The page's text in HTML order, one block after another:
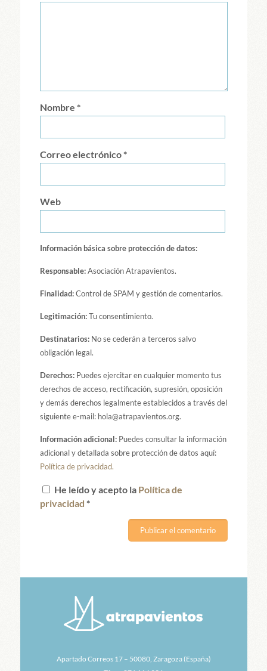
Nombre *
Correo electrónico*
Web
Información básica sobre protección de datos:
Responsable:Asociación Atrapavientos.
Finalidad:Control de SPAM y gestión de comentarios.
Legitimación:Tu consentimiento.
Destinatarios:No se cederán a terceros salvo
obligación legal.
Derechos:Puedes ejercitar en cualquier momento tus
derechos de acceso, rectificación, supresión, oposición
y demás derechos legalmente establecidos a través del
siguiente e-mail: hola@atrapavientos.org.
Información adicional:Puedes consultar la información
adicional y detallada sobre protección de datos aquí:
Política de privacidad.
He leído y acepto la Política de
privacidad *
Apartado Correos 17 – 50080, Zaragoza (España)